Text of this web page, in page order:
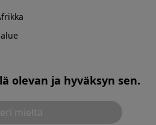
Tietosuojailmoitus 別ウィンドウで開
Suositeltu käyttöympäristö
olevan ja hyväksyn sen.
eri mieltä